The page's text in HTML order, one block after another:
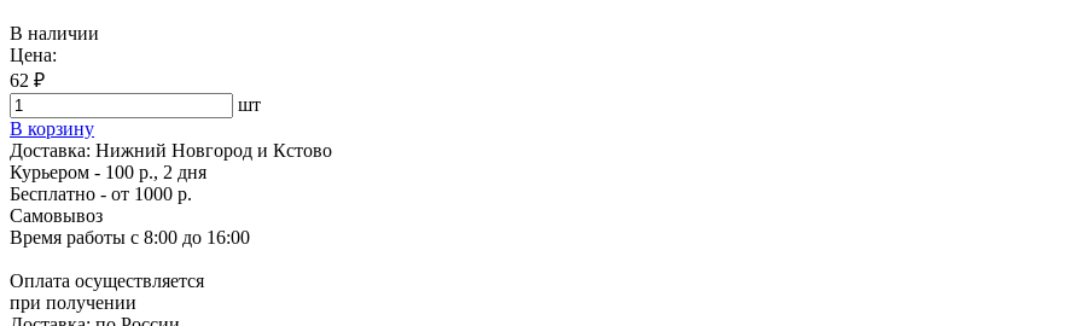
В наличии
Цена:
62 ₽
шт
В корзину
Доставка: Нижний Новгород и Кстово
Курьером - 100 р., 2 дня
Бесплатно - от 1000 р.
Самовывоз
Время работы с 8:00 до 16:00
Оплата осуществляется
при получении